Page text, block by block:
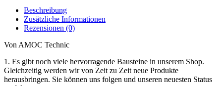
Beschreibung
Zusätzliche Informationen
Rezensionen (0)
Von AMOC Technic
1. Es gibt noch viele hervorragende Bausteine in unserem Shop.
Gleichzeitig werden wir von Zeit zu Zeit neue Produkte
herausbringen. Sie können uns folgen und unseren neuesten Status